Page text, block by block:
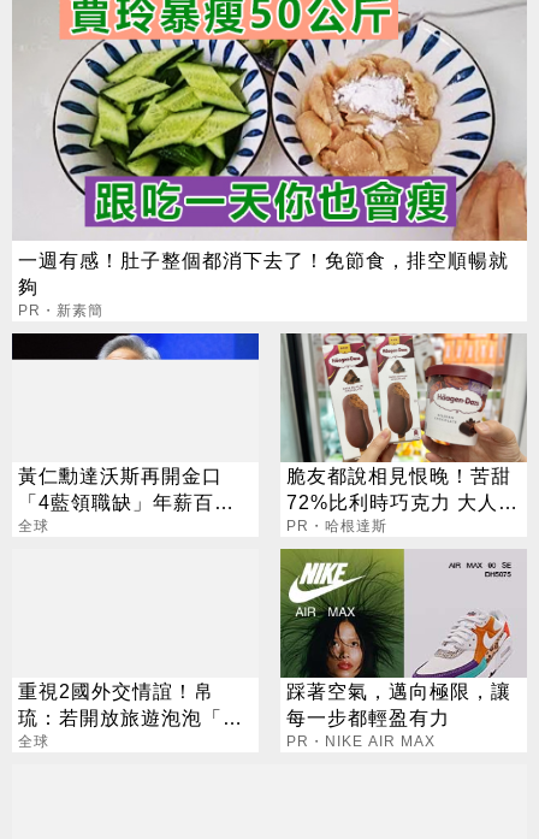
一週有感！肚子整個都消下去了！免節食，排空順暢就
夠
PR・新素簡
黃仁勳達沃斯再開金口
「4藍領職缺」年薪百萬
不是夢
全球
脆友都說相見恨晚！苦甜
72%比利時巧克力 大人味
爆紅！
PR・哈根達斯
重視2國外交情誼！帛
琉：若開放旅遊泡泡「以
台灣為優先」
全球
踩著空氣，邁向極限，讓
每一步都輕盈有力
PR・NIKE AIR MAX